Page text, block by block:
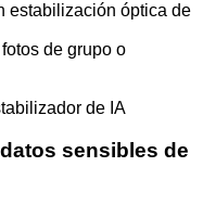
estabilización óptica de
de grupo o
de IA
sensibles de